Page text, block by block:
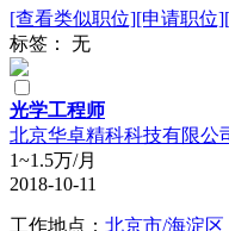
[查看类似职位][申请职位]
标签： 无
光学工程师
北京华卓精科科技有限公
1~1.5万/月
2018-10-11
工作地点： 北京市/海淀区